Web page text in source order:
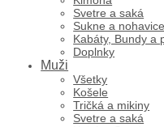
Svetre a saká
Sukne a nohavice
Kabáty, Bundy a
Doplnky
Muži
Všetky
Košele
Tričká a mikiny
Svetre a saká